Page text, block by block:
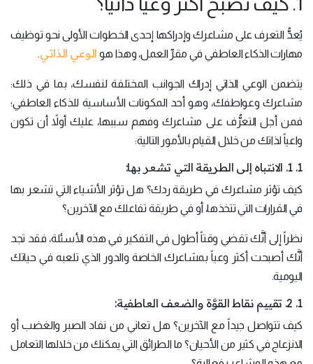
يُعدُّ التعرف على مشاعرك وإدراكها إحدى الخطوات الأولى نحو توظيف
مهارات الذكاء العاطفي في مقرِّ العمل، وهذا هو الوعي الذاتي.
يتضمن الوعي الذاتي إدراك الجوانب المختلفة لنفسك، بما في ذلك:
مشاعرك وعواطفك، وهو أحد المكونات الأساسية للذكاء العاطفي؛
فمن أجل التعرُّف على مشاعرك وفهم سببها، عليك أولاً أن تكون
واعياً لذاتك من خلال القيام بالأمور التالية:
1. 1. الانتباه إلى الطريقة التي تشعر بها:
كيف تؤثر مشاعرك في طريقة ردك؟ هل تؤثر الأشياء التي تشعر بها
في القرارات التي تتخذها، أو في طريقة تفاعلك مع الآخرين؟
نظراً إلى أنَّك تقضي وقتاً أطول في التفكير في هذه الأسئلة، فقد تجد
أنَّك أصبحت أكثر وعياً بمشاعرك الخاصة والدور الذي تلعبه في حياتك
اليومية.
1. 2. تقييم نقاط القوَّة والضعف العاطفية:
كيف تتواصل جيداً مع الآخرين؟ هل تعاني من نفاد الصبر والغضب أو
الانزعاج في كثير من الأحيان؟ ما الطرائق التي يمكنك من خلالها التعامل